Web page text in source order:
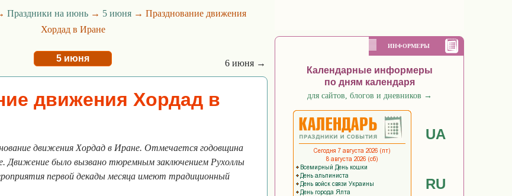
Праздники на июнь→ 5 июня→ Празднование движения
Хордад в Иране
5 июня 6 июня →
движения Хордад в
движения Хордад в Иране. Отмечается годовщина
Движение было вызвано тюремным заключением Рухоллы
первой декады месяца имеют традиционный
ИНФОРМЕРЫ
Календарные информеры
по дням календаря
для сайтов, блогов и дневников →
UA
RU